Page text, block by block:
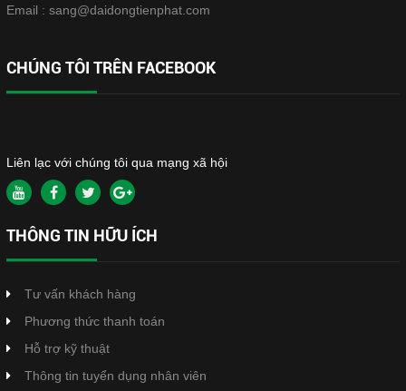
Email : sang@daidongtienphat.com
CHÚNG TÔI TRÊN FACEBOOK
Liên lạc với chúng tôi qua mạng xã hội
THÔNG TIN HỮU ÍCH
Tư vấn khách hàng
Phương thức thanh toán
Hỗ trợ kỹ thuật
Thông tin tuyển dụng nhân viên